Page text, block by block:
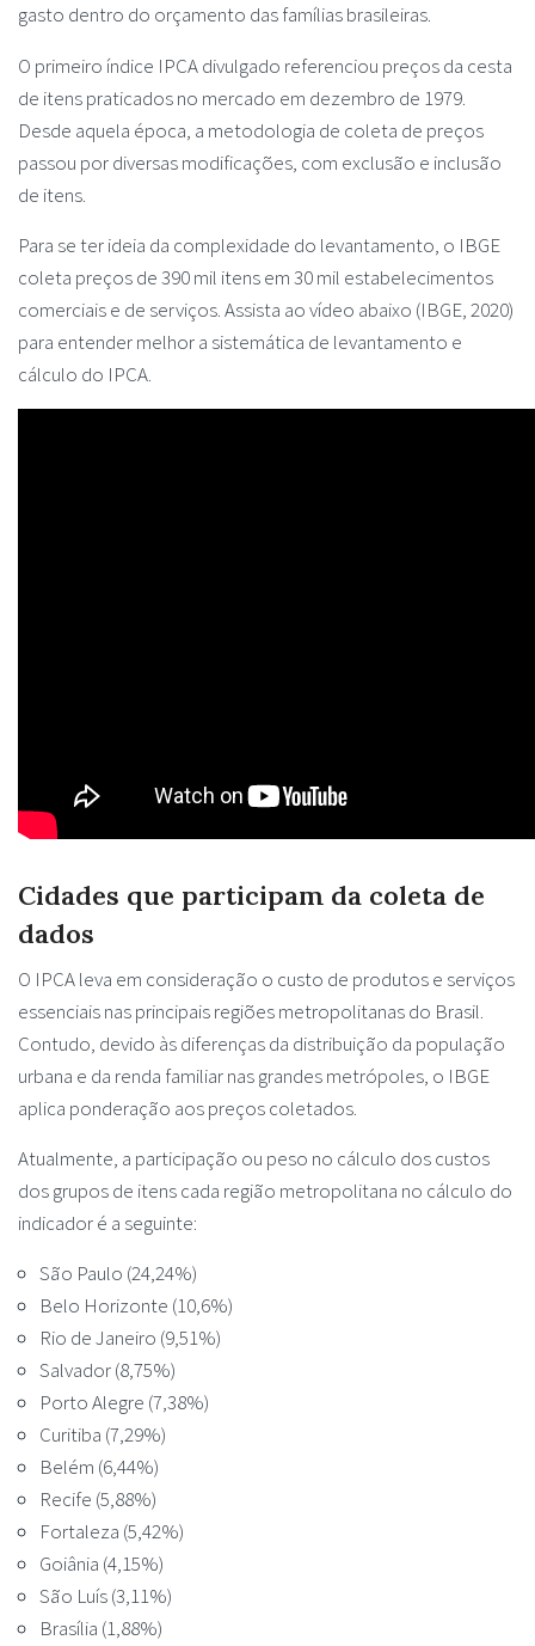
gasto dentro do orçamento das famílias brasileiras.
O primeiro índice IPCA divulgado referenciou preços da cesta
de itens praticados no mercado em dezembro de 1979.
Desde aquela época, a metodologia de coleta de preços
passou por diversas modificações, com exclusão e inclusão
de itens.
Para se ter ideia da complexidade do levantamento, o IBGE
coleta preços de 390 mil itens em 30 mil estabelecimentos
comerciais e de serviços. Assista ao vídeo abaixo (IBGE, 2020)
para entender melhor a sistemática de levantamento e
cálculo do IPCA.
Cidades que participam da coleta de
dados
O IPCA leva em consideração o custo de produtos e serviços
essenciais nas principais regiões metropolitanas do Brasil.
Contudo, devido às diferenças da distribuição da população
urbana e da renda familiar nas grandes metrópoles, o IBGE
aplica ponderação aos preços coletados.
Atualmente, a participação ou peso no cálculo dos custos
dos grupos de itens cada região metropolitana no cálculo do
indicador é a seguinte:
São Paulo (24,24%)
Belo Horizonte (10,6%)
Rio de Janeiro (9,51%)
Salvador (8,75%)
Porto Alegre (7,38%)
Curitiba (7,29%)
Belém (6,44%)
Recife (5,88%)
Fortaleza (5,42%)
Goiânia (4,15%)
São Luís (3,11%)
Brasília (1,88%)